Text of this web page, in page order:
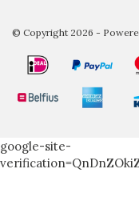
© Copyright 2026 -
google-site-